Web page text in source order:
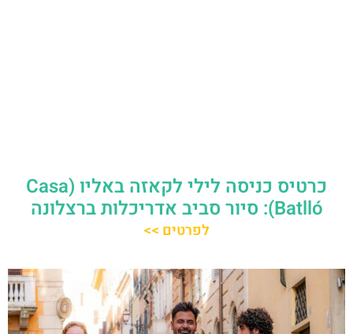
כרטיס כניסה לילי לקאזה באליו (Casa
Batlló): סיור סביב אדריכלות ברצלונה
לפרטים >>